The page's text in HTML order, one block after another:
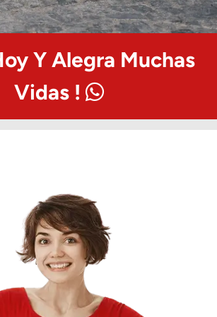
Y Alegra Muchas
Vidas !